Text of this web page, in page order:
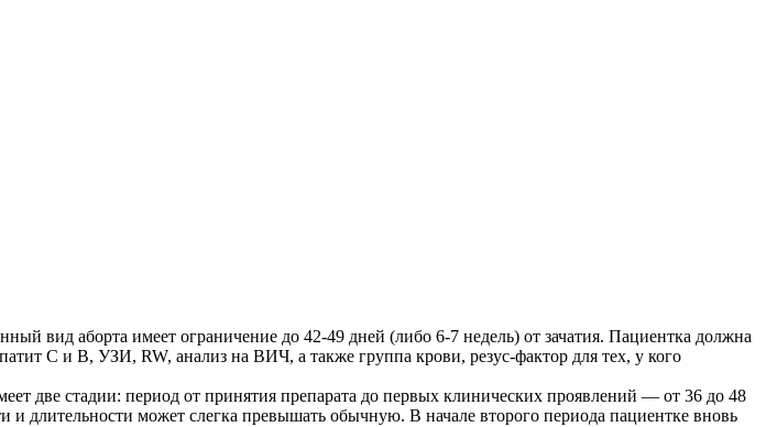
вид аборта имеет ограничение до 42-49 дней (либо 6-7 недель) от зачатия. Пациентка должна
С и В, УЗИ, RW, анализ на ВИЧ, а также группа крови, резус-фактор для тех, у кого
две стадии: период от принятия препарата до первых клинических проявлений — от 36 до 48
длительности может слегка превышать обычную. В начале второго периода пациентке вновь